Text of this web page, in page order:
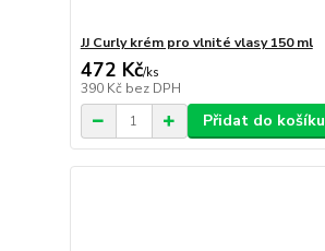
JJ Curly krém pro vlnité vlasy 150 ml
472 Kč/ks
390 Kč bez DPH
Přidat do košíku